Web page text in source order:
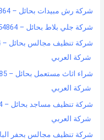
شركة رش مبيدات بحائل – 0551154864 اتصل بنا – شركة العربي
شركة جلي بلاط بحائل – 0551154864 – اتصل بنا – شركة العربي
شركة العربي
شركة العربي
شركة العربي